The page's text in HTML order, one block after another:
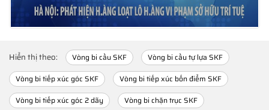
Hiển thị theo: Vòng bi cầu SKF
Vòng bi cầu tự lựa SKF
Vòng bi tiếp xúc góc SKF
Vòng bi tiếp xúc bốn điểm SKF
Vòng bi tiếp xúc góc 2 dãy
Vòng bi chặn trục SKF